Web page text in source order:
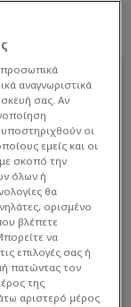
προσωπικά
αναγνωριστικά
σας. Αν
οι
εμείς και οι
σκοπό την
όλων ή
θα
ορισμένο
βλέπετε
να
επιλογές σας ή
πατώντας τον
της
αριστερό μέρος